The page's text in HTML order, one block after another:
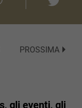
PROSSIMA
gli eventi, gli